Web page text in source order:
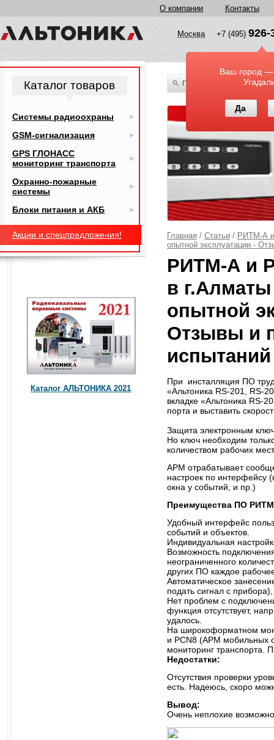
О компании Контакты
Москва +7 (495) 926-
Ваш город —
Да
По всему каталогу
Главная / Статьи / РИТМ-А и
опытной эксплуатации -
РИТМ-А и
в
опытной
Отзывы и
испытаний
При инсталляция ПО
«Альтоника RS-201, RS-
вкладке «Альтоника RS-
порта и выставить
Защита электронным
Но ключ необходим
количеством рабочих
АРМ отрабатывает
настроек по интерфейсу
окна у событий, и пр.)
Преимущества ПО
Удобный интерфейс
событий и объектов.
Индивидуальная
Возможность
неограниченного
других ПО каждое
Автоматическое
подать сигнал с
Нет проблем с
функция отсутствует,
удалось.
На широкоформатном
и PCN8 (АРМ мобильных
мониторинг транспорта.
Недостатки:
Отсутствия проверки
есть. Надеюсь, скоро
Вывод:
Очень неплохие
Каталог товаров
Системы радиоохраны
GSM-сигнализация
GPS ГЛОНАСС
мониторинг транспорта
Охранно-пожарные
системы
Блоки питания и АКБ
Акции и спецпредложения!
Каталог АЛЬТОНИКА 2021